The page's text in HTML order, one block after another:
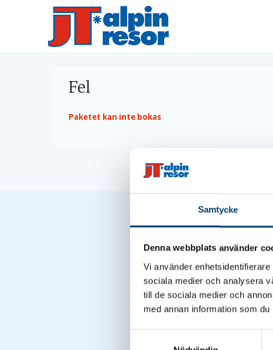
Samtycke
Denna webbplats använder
Vi använder
sociala medier och analysera
till de sociala medier och
med annan information som
Fel
Paketet kan inte bokas